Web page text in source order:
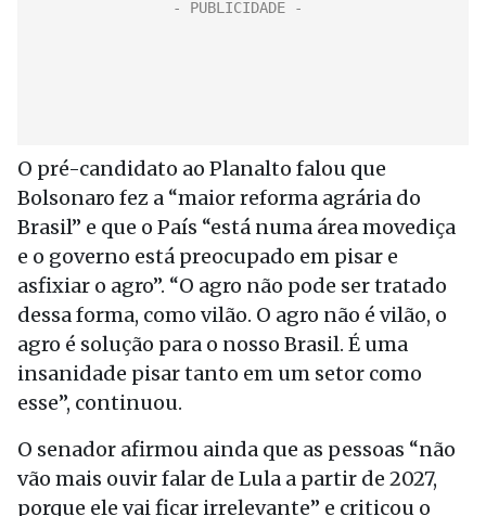
O pré-candidato ao Planalto falou que
Bolsonaro fez a “maior reforma agrária do
Brasil” e que o País “está numa área movediça
e o governo está preocupado em pisar e
asfixiar o agro”. “O agro não pode ser tratado
dessa forma, como vilão. O agro não é vilão, o
agro é solução para o nosso Brasil. É uma
insanidade pisar tanto em um setor como
esse”, continuou.
O senador afirmou ainda que as pessoas “não
vão mais ouvir falar de Lula a partir de 2027,
porque ele vai ficar irrelevante” e criticou o